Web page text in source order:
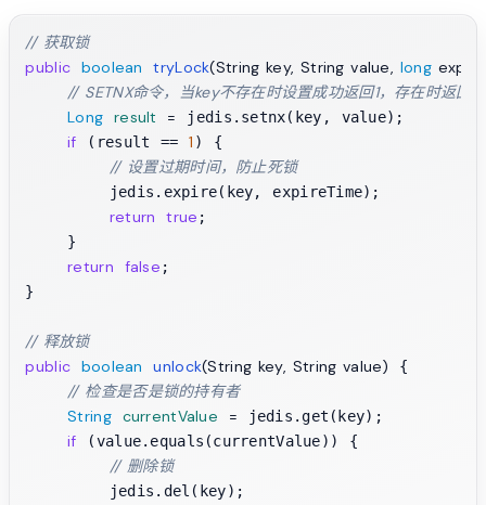
// 获取锁
public boolean tryLock(String key, String value, long
// SETNX命令，当key不存在时设置成功返回1，存在时返回0
Long result = jedis.setnx(key, value);
if (result == 1 ) {
// 设置过期时间，防止死锁
        jedis.expire(key, expireTime);
return true ;
    }
return false ;
}
// 释放锁
public boolean unlock(String key, String value) {
// 检查是否是锁的持有者
String currentValue = jedis.get(key);
if (value.equals(currentValue)) {
// 删除锁
        jedis.del(key);